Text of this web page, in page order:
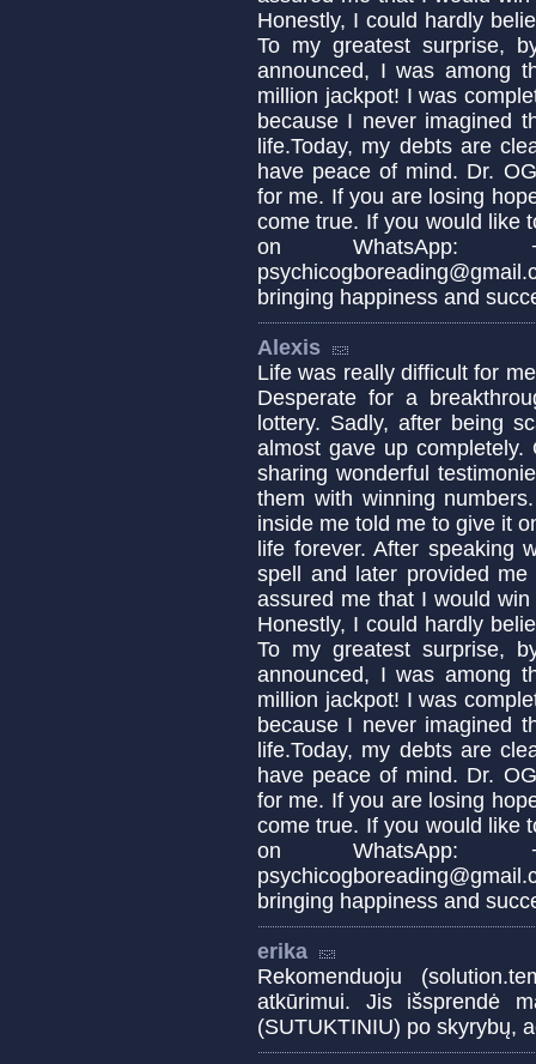
Honestly, I could hardly
To my greatest surprise,
announced, I was among
million jackpot! I was
because I never imagined
life.Today, my debts are
have peace of mind. Dr.
for me. If you are losing
come true. If you would like
on WhatsApp:
bringing happiness and
Alexis
Life was really difficult for
Desperate for a
lottery. Sadly, after being
almost gave up
sharing wonderful
them with winning
inside me told me to give it
life forever. After speaking
spell and later provided
assured me that I would
Honestly, I could hardly
To my greatest surprise,
announced, I was among
million jackpot! I was
because I never imagined
life.Today, my debts are
have peace of mind. Dr.
for me. If you are losing
come true. If you would like
on WhatsApp:
bringing happiness and
erika
Rekomenduoju
atkūrimui. Jis išsprendė
(SUTUKTINIU) po skyrybų,